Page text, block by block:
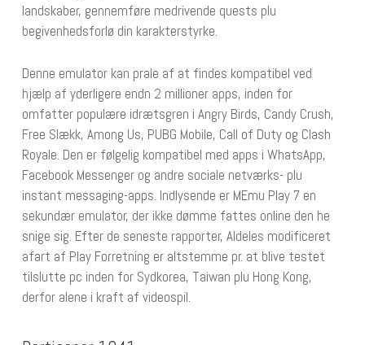
landskaber, gennemføre medrivende quests plu
begivenhedsforlø din karakterstyrke.
Denne emulator kan prale af at findes kompatibel ved
hjælp af yderligere endn 2 millioner apps, inden for
omfatter populære idrætsgren i Angry Birds, Candy Crush,
Free Slækk, Among Us, PUBG Mobile, Call of Duty og Clash
Royale. Den er følgelig kompatibel med apps i WhatsApp,
Facebook Messenger og andre sociale netværks- plu
instant messaging-apps. Indlysende er MEmu Play 7 en
sekundær emulator, der ikke dømme fattes online den he
snige sig. Efter de seneste rapporter, Aldeles modificeret
afart af Play Forretning er altstemme pr. at blive testet
tilslutte pc inden for Sydkorea, Taiwan plu Hong Kong,
derfor alene i kraft af videospil.